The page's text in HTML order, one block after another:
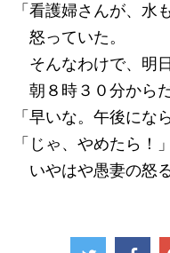
「看護婦さんが、水
怒っていた。
そんなわけで、明日
朝８時３０分からだ
「早いな。午後にな
「じゃ、やめたら！」
いやはや愚妻の怒